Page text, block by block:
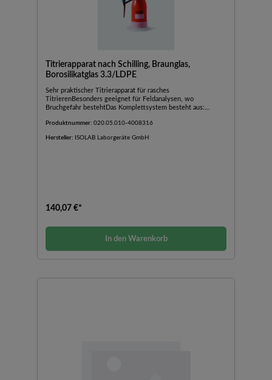
Titrierapparat nach Schilling, Braunglas,
Borosilikatglas 3.3/LDPE
Sehr praktischer Titrierapparat für rasches
TitrierenBesonders geeignet für Feldanalysen, wo
Bruchgefahr bestehtDas Komplettsystem besteht aus:
Ventilhahn, Vorratsflasche und FlaschenständerRasches Füllen
VentilhahnBeschriftung und Graduierung sind mit weißer
Produktnummer: 020.05.010-4008316
Hersteller: ISOLAB Laborgeräte GmbH
140,07 €*
In den Warenkorb